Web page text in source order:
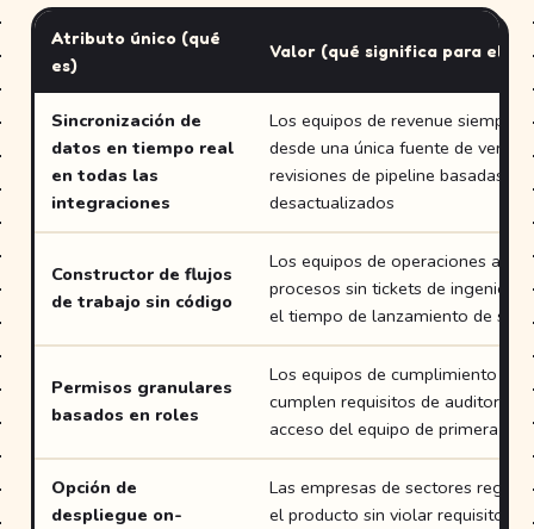
Atributo único (qué
es)
Valor (qué significa para el
Sincronización de
datos en tiempo real
en todas las
integraciones
Los equipos de revenue siempre
desde una única fuente de
revisiones de pipeline basadas
desactualizados
Constructor de flujos
de trabajo sin código
Los equipos de operaciones
procesos sin tickets de
el tiempo de lanzamiento de
Permisos granulares
basados en roles
Los equipos de cumplimiento
cumplen requisitos de auditoría
acceso del equipo de primera
Opción de
despliegue on-
Las empresas de sectores
el producto sin violar requisitos